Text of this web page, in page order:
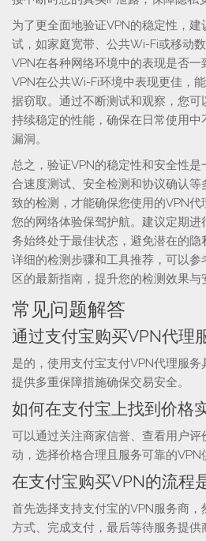
为了更全面地验证VPN的稳定性，建
试，如家庭宽带、公共Wi-Fi或移动
VPN在各种网络环境中的表现是否
VPN在公共Wi-Fi环境中表现更佳，
据窃取。通过不断测试和观察，您可
持续稳定的性能，确保在日常使用
漏洞。
总之，验证VPN的稳定性和安全性
合速度测试、安全检测和协议确认
致的检测，才能确保您使用的VPN
您的网络体验保驾护航。建议定期进
务始终处于最佳状态，避免潜在的隐
详细的检测步骤和工具推荐，可以
区的最新指南，提升您的检测效果与
常见问题解答
通过支付宝购买VPN代理
是的，使用支付宝支付VPN代理服
提供多重保障措施确保交易安全。
如何在支付宝上找到价格
可以通过关注商家信誉、查看用户
动，选择价格合理且服务可靠的VPN
在支付宝购买VPN的流程
首先选择支持支付宝的VPN服务商
方式、完成支付，最后等待服务提供